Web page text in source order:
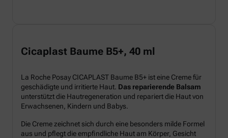
Cicaplast Baume B5+, 40 ml
La Roche Posay CICAPLAST Baume B5+ ist eine Creme für
geschädigte und irritierte Haut. Das reparierende Balsam
unterstützt die Hautregeneration und repariert die Haut von
Erwachsenen, Kindern und Babys.
Die Creme zeichnet sich durch eine besonders milde Formel
aus und pflegt die empfindliche Haut am Körper, Gesicht